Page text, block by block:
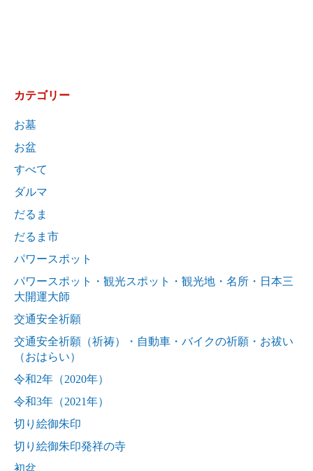
カテゴリー
お墓
お盆
すべて
ダルマ
だるま
だるま市
パワースポット
パワースポット・観光スポット・観光地・名所・日本三
大開運大師
交通安全祈願
交通安全祈願（祈祷）・自動車・バイクの祈願・お祓い
（おはらい）
令和2年（2020年）
令和3年（2021年）
切り絵御朱印
切り絵御朱印発祥の寺
初盆